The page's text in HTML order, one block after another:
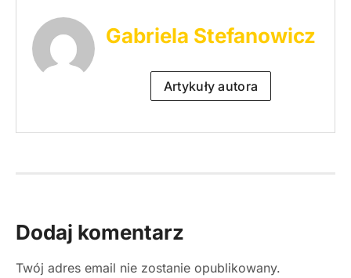
Gabriela Stefanowicz
Artykuły autora
Dodaj komentarz
Twój adres email nie zostanie opublikowany.